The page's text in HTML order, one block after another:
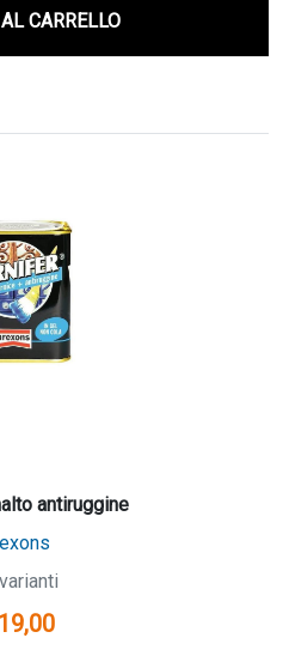
CARRELLO
antiruggine